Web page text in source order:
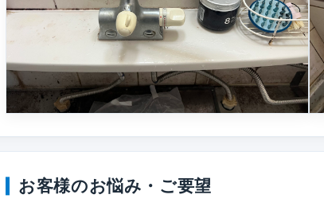
お客様のお悩み・ご要望